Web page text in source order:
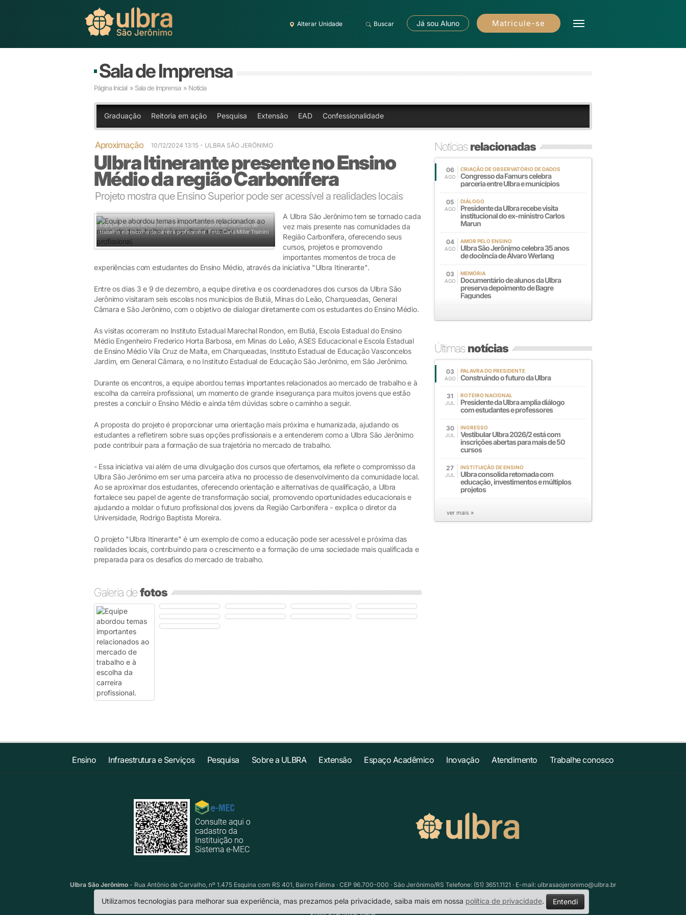
Alterar Unidade Buscar Já sou Aluno Matricule-se
Sala de Imprensa
Página Inicial » Sala de Imprensa » Notícia
Graduação Reitoria em ação Pesquisa Extensão EAD Confessionalidade
Aproximação 10/12/2024 13:15 - ULBRA SÃO JERÔNIMO
Ulbra Itinerante presente no Ensino
Médio da região Carbonífera
Projeto mostra que Ensino Superior pode ser acessível a realidades locais
Equipe abordou temas importantes relacionados ao mercado de
trabalho e à escolha da carreira profissional.Foto: Carla Miller Trainini
A Ulbra São Jerônimo tem se tornado cada
vez mais presente nas comunidades da
Região Carbonífera, oferecendo seus
cursos, projetos e promovendo
importantes momentos de troca de
experiências com estudantes do Ensino Médio, através da iniciativa "Ulbra Itinerante".
Entre os dias 3 e 9 de dezembro, a equipe diretiva e os coordenadores dos cursos da Ulbra São
Jerônimo visitaram seis escolas nos municípios de Butiá, Minas do Leão, Charqueadas, General
Câmara e São Jerônimo, com o objetivo de dialogar diretamente com os estudantes do Ensino Médio.
As visitas ocorreram no Instituto Estadual Marechal Rondon, em Butiá, Escola Estadual do Ensino
Médio Engenheiro Frederico Horta Barbosa, em Minas do Leão, ASES Educacional e Escola Estadual
de Ensino Médio Vila Cruz de Malta, em Charqueadas, Instituto Estadual de Educação Vasconcelos
Jardim, em General Câmara, e no Instituto Estadual de Educação São Jerônimo, em São Jerônimo.
Durante os encontros, a equipe abordou temas importantes relacionados ao mercado de trabalho e à
escolha da carreira profissional, um momento de grande insegurança para muitos jovens que estão
prestes a concluir o Ensino Médio e ainda têm dúvidas sobre o caminho a seguir.
A proposta do projeto é proporcionar uma orientação mais próxima e humanizada, ajudando os
estudantes a refletirem sobre suas opções profissionais e a entenderem como a Ulbra São Jerônimo
pode contribuir para a formação de sua trajetória no mercado de trabalho.
- Essa iniciativa vai além de uma divulgação dos cursos que ofertamos, ela reflete o compromisso da
Ulbra São Jerônimo em ser uma parceira ativa no processo de desenvolvimento da comunidade local.
Ao se aproximar dos estudantes, oferecendo orientação e alternativas de qualificação, a Ulbra
fortalece seu papel de agente de transformação social, promovendo oportunidades educacionais e
ajudando a moldar o futuro profissional dos jovens da Região Carbonífera - explica o diretor da
Universidade, Rodrigo Baptista Moreira.
O projeto "Ulbra Itinerante" é um exemplo de como a educação pode ser acessível e próxima das
realidades locais, contribuindo para o crescimento e a formação de uma sociedade mais qualificada e
preparada para os desafios do mercado de trabalho.
Galeria defotos
Notíciasrelacionadas
06
AGO
CRIAÇÃO DE OBSERVATÓRIO DE DADOS
Congresso da Famurs celebra
parceria entre Ulbra e municípios
05
AGO
DIÁLOGO
Presidente da Ulbra recebe visita
institucional do ex-ministro Carlos
Marun
04
AGO
AMOR PELO ENSINO
Ulbra São Jerônimo celebra 35 anos
de docência de Álvaro Werlang
03
AGO
MEMÓRIA
Documentário de alunos da Ulbra
preserva depoimento de Bagre
Fagundes
Últimasnotícias
03
AGO
PALAVRA DO PRESIDENTE
Construindo o futuro da Ulbra
31
JUL
ROTEIRO NACIONAL
Presidente da Ulbra amplia diálogo
com estudantes e professores
30
JUL
INGRESSO
Vestibular Ulbra 2026/2 está com
inscrições abertas para mais de 50
cursos
27
JUL
INSTITUIÇÃO DE ENSINO
Ulbra consolida retomada com
educação, investimentos e múltiplos
projetos
ver mais »
Ensino Infraestrutura e Serviços Pesquisa Sobre a ULBRA Extensão Espaço Acadêmico Inovação Atendimento Trabalhe conosco
Ulbra São Jerônimo- Rua Antônio de Carvalho, nº 1.475 Esquina com RS 401, Bairro Fátima · CEP 96.700-000 · São Jerônimo/RS Telefone: (51) 3651.1121 · E-mail: ulbrasaojeronimo@ulbra.br
Utilizamos tecnologias para melhorar sua experiência, mas prezamos pela privacidade, saiba mais em nossa política de privacidade. Entendi